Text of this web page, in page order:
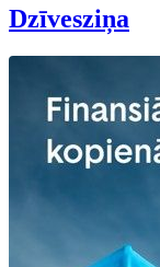
Dzīvesziņa